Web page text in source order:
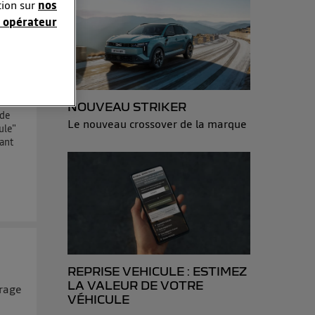
NOUVEAU STRIKER
Le nouveau crossover de la marque
REPRISE VEHICULE : ESTIMEZ
LA VALEUR DE VOTRE
VÉHICULE
sur nos
opérateur
en
IP
même
du mobile.